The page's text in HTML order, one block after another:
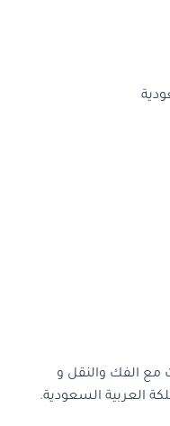
مع الفك والنقل و
العربية السعودية.